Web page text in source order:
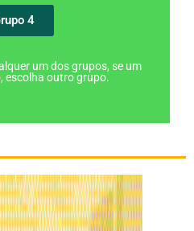
4
um dos grupos, se um
escolha outro grupo.